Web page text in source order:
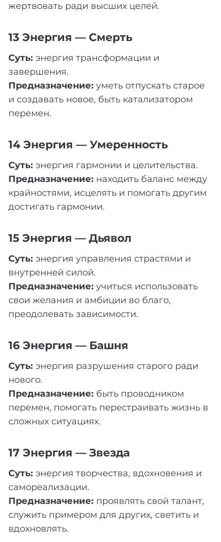
жертвовать ради высших целей.
13 Энергия — Смерть
Суть: энергия трансформации и
завершения.
Предназначение: уметь отпускать старое
и создавать новое, быть катализатором
перемен.
14 Энергия — Умеренность
Суть: энергия гармонии и целительства.
Предназначение: находить баланс между
крайностями, исцелять и помогать другим
достигать гармонии.
15 Энергия — Дьявол
Суть: энергия управления страстями и
внутренней силой.
Предназначение: учиться использовать
свои желания и амбиции во благо,
преодолевать зависимости.
16 Энергия — Башня
Суть: энергия разрушения старого ради
нового.
Предназначение: быть проводником
перемен, помогать перестраивать жизнь в
сложных ситуациях.
17 Энергия — Звезда
Суть: энергия творчества, вдохновения и
самореализации.
Предназначение: проявлять свой талант,
служить примером для других, светить и
вдохновлять.